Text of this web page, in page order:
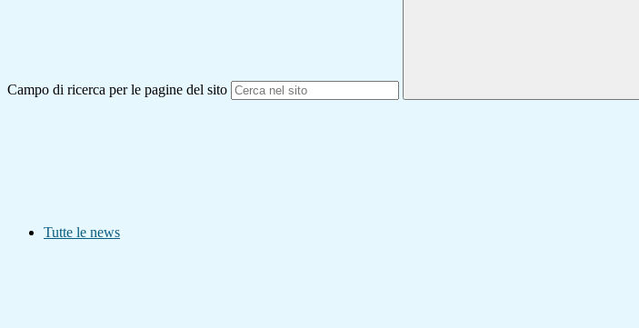
Campo di ricerca per le pagine del sito
Tutte le news